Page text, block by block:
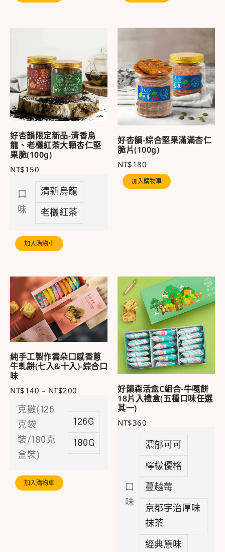
口
味
清新烏龍
老欉紅茶
好杏韻限定新品-清香烏
龍、老欉紅茶大顆杏仁堅
果脆(100g)
NT$150
加入購物車
好杏韻-綜合堅果滿滿杏仁
脆片(100g)
NT$180
加入購物車
克數(126
克袋
裝/180克
盒裝)
126G
180G
純手工製作雲朵口感香蔥
牛軋餅(七入&十入)-綜合口
味
NT$140 – NT$200
加入購物車
口
味
濃郁可可
檸檬優格
蔓越莓
京都宇治厚味
抹茶
經典原味
好韻森活盒C組合-牛嘎餅
18片入禮盒(五種口味任選
其一)
NT$360